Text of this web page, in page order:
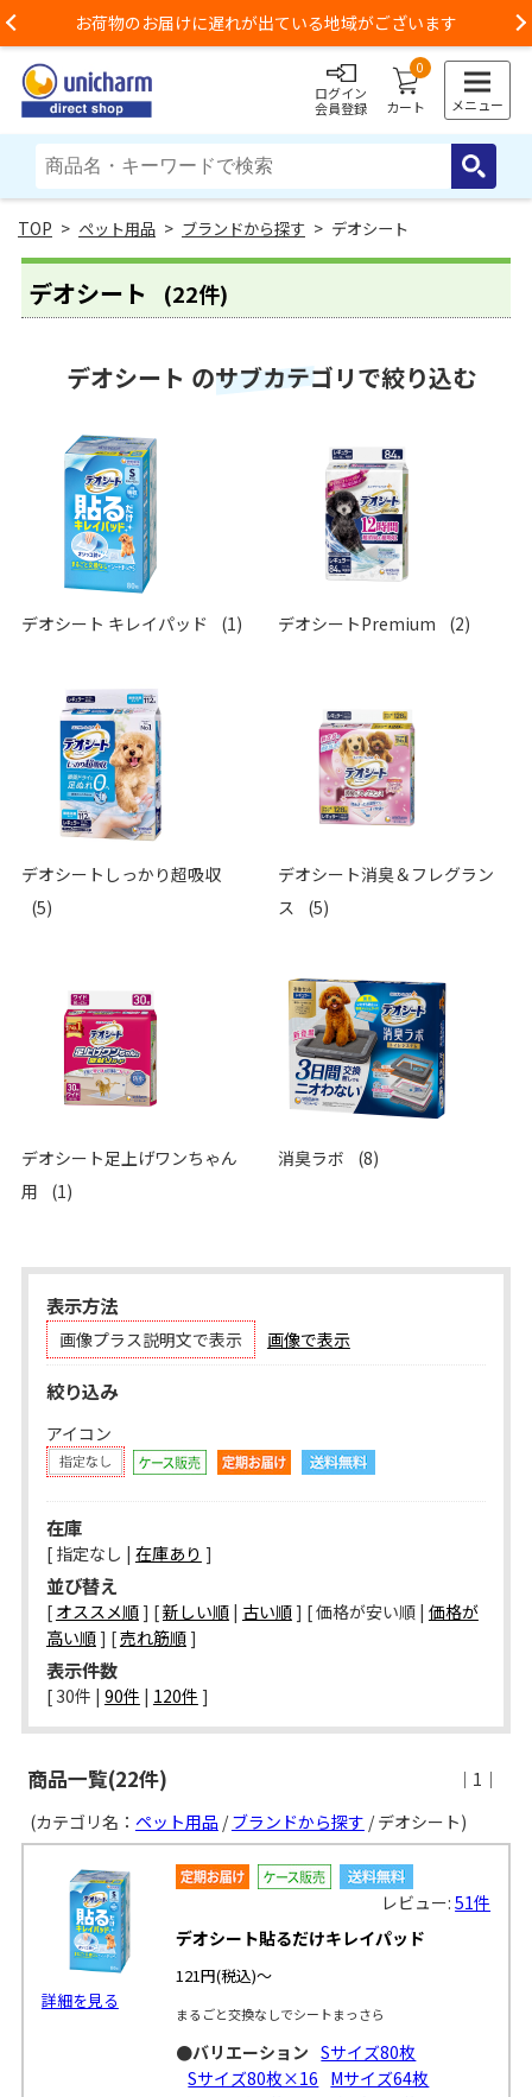
Previousお荷物のお届けに遅れが出ている地域がございます
ログイン
会員登録
0
カート メニュー
> ペット用品 > ブランドから探す > デオシート
デオシート (22件)
デオシート のサブカテゴリで絞り込む
デオシート キレイパッド (1) デオシートPremium (2)
デオシートしっかり超吸収
(5)
デオシート消臭＆フレグラン
ス
(5)
デオシート足上げワンちゃん
用
(1)
消臭ラボ (8)
表示方法
画像プラス説明文で表示 画像で表示
絞り込み
アイコン
在庫
[ 指定なし | 在庫あり ]
並び替え
[ オススメ順] [新しい順| 古い順] [ 価格が安い順 | 価格が
高い順] [売れ筋順]
表示件数
[ 30件 | 90件 | 120件 ]
商品一覧(22件)
｜1｜
(カテゴリ名： ペット用品 /ブランドから探す / デオシート)
詳細を見る
レビュー:51件
デオシート貼るだけキレイパッド
121円(税込)～
まるごと交換なしでシートまっさら
●バリエーション Sサイズ80枚
Sサイズ80枚×16 Mサイズ64枚